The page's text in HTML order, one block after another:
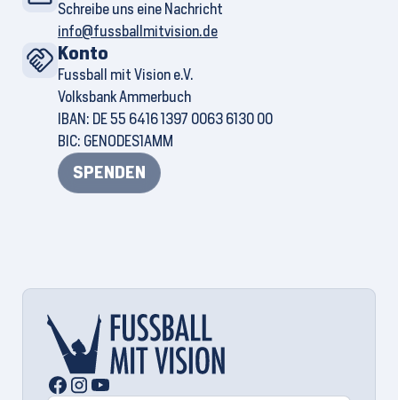
Schreibe uns eine Nachricht
info@fussballmitvision.de
Konto
Fussball mit Vision e.V.
Volksbank Ammerbuch
IBAN: DE 55 6416 1397 0063 6130 00
BIC: GENODES1AMM
SPENDEN